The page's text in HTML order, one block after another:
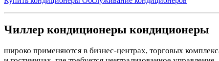
Чиллер кондиционеры кондиционеры
широко применяются в бизнес-центрах, торговых